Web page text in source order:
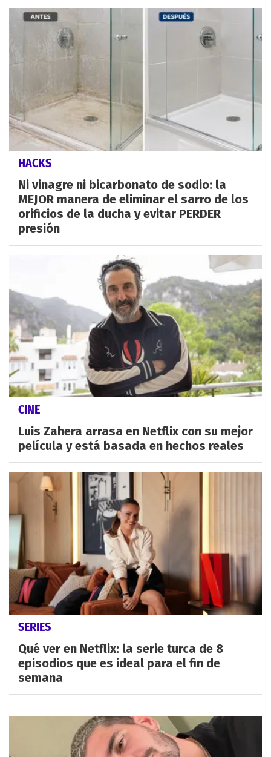
HACKS
Ni vinagre ni bicarbonato de sodio: la
MEJOR manera de eliminar el sarro de los
orificios de la ducha y evitar PERDER
presión
CINE
Luis Zahera arrasa en Netflix con su mejor
película y está basada en hechos reales
SERIES
Qué ver en Netflix: la serie turca de 8
episodios que es ideal para el fin de
semana